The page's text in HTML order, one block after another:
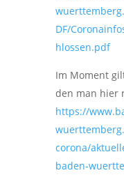
DF/
hlossen.pdf
Im Moment
den man hier
https://
corona/
baden-